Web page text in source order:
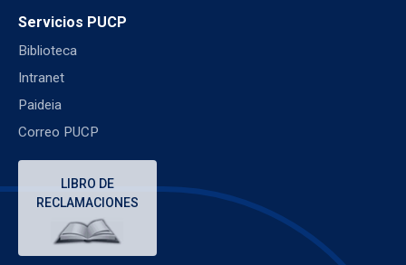
Servicios PUCP
Biblioteca
Intranet
Paideia
Correo PUCP
LIBRO DE
RECLAMACIONES